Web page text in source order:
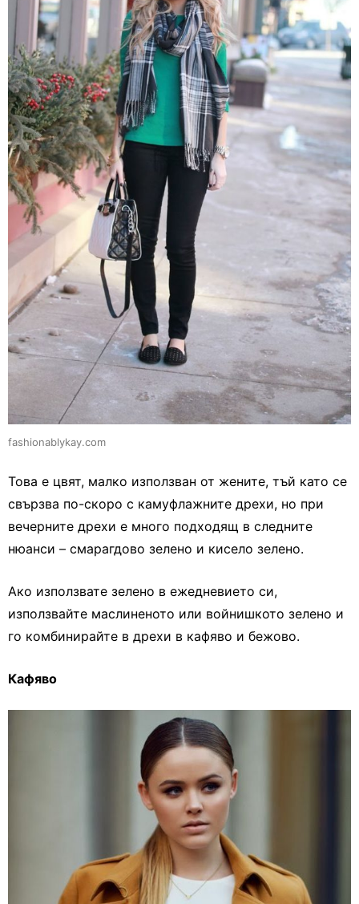
fashionablykay.com
Това е цвят, малко използван от жените, тъй като се
свързва по-скоро с камуфлажните дрехи, но при
вечерните дрехи е много подходящ в следните
нюанси – смарагдово зелено и кисело зелено.
Ако използвате зелено в ежедневието си,
използвайте маслиненото или войнишкото зелено и
го комбинирайте в дрехи в кафяво и бежово.
Кафяво